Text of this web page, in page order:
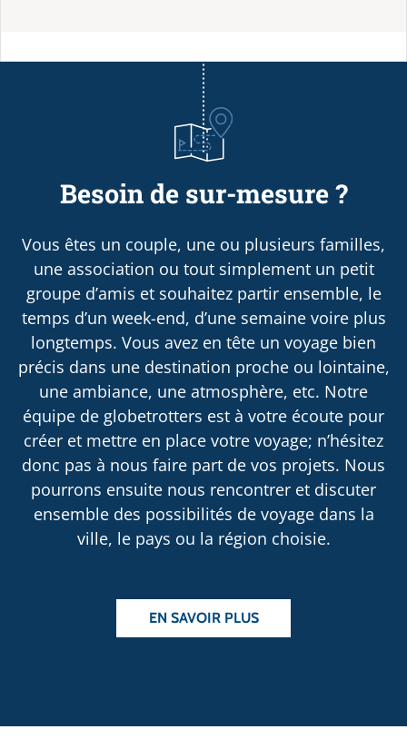
Besoin de sur-mesure ?
Vous êtes un couple, une ou plusieurs familles,
une association ou tout simplement un petit
groupe d’amis et souhaitez partir ensemble, le
temps d’un week-end, d’une semaine voire plus
longtemps. Vous avez en tête un voyage bien
précis dans une destination proche ou lointaine,
une ambiance, une atmosphère, etc. Notre
équipe de globetrotters est à votre écoute pour
créer et mettre en place votre voyage; n’hésitez
donc pas à nous faire part de vos projets. Nous
pourrons ensuite nous rencontrer et discuter
ensemble des possibilités de voyage dans la
ville, le pays ou la région choisie.
EN SAVOIR PLUS